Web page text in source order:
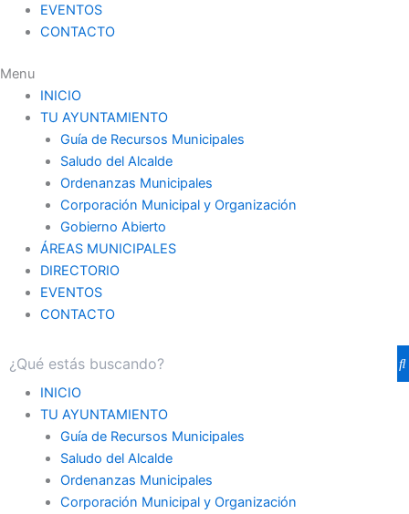
EVENTOS
CONTACTO
Menu
INICIO
TU AYUNTAMIENTO
Guía de Recursos Municipales
Saludo del Alcalde
Ordenanzas Municipales
Corporación Municipal y Organización
Gobierno Abierto
ÁREAS MUNICIPALES
DIRECTORIO
EVENTOS
CONTACTO
INICIO
TU AYUNTAMIENTO
Guía de Recursos Municipales
Saludo del Alcalde
Ordenanzas Municipales
Corporación Municipal y Organización